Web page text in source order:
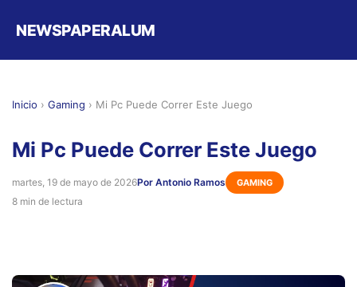
NEWSPAPERALUM
Inicio › Gaming › Mi Pc Puede Correr Este Juego
Mi Pc Puede Correr Este Juego
martes, 19 de mayo de 2026Por Antonio Ramos GAMING
8 min de lectura